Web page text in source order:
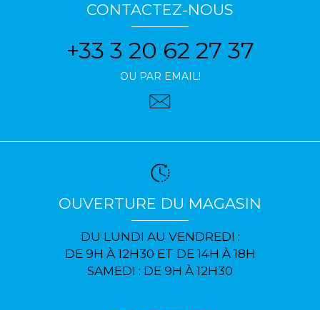
CONTACTEZ-NOUS
+33 3 20 62 27 37
OU PAR EMAIL!
OUVERTURE DU MAGASIN
DU LUNDI AU VENDREDI :
DE 9H À 12H30 ET DE 14H À 18H
SAMEDI : DE 9H À 12H30